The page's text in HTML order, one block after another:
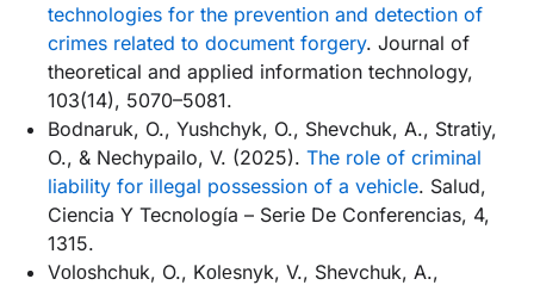
technologies for the prevention and detection of
crimes related to document forgery. Journal of
theoretical and applied information technology,
103(14), 5070–5081.
Bodnaruk, O., Yushchyk, O., Shevchuk, A., Stratiy,
O., & Nechypailo, V. (2025). The role of criminal
liability for illegal possession of a vehicle. Salud,
Ciencia Y Tecnología – Serie De Conferencias, 4,
1315.
Vоlоshchuk, O., Kоlеsnyk, V., Shevchuk, A.,